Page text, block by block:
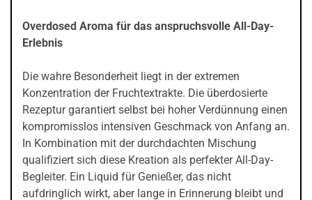
Overdosed Aroma für das anspruchsvolle All-Day-
Erlebnis
Die wahre Besonderheit liegt in der extremen
Konzentration der Fruchtextrakte. Die überdosierte
Rezeptur garantiert selbst bei hoher Verdünnung einen
kompromisslos intensiven Geschmack von Anfang an.
In Kombination mit der durchdachten Mischung
qualifiziert sich diese Kreation als perfekter All-Day-
Begleiter. Ein Liquid für Genießer, das nicht
aufdringlich wirkt, aber lange in Erinnerung bleibt und